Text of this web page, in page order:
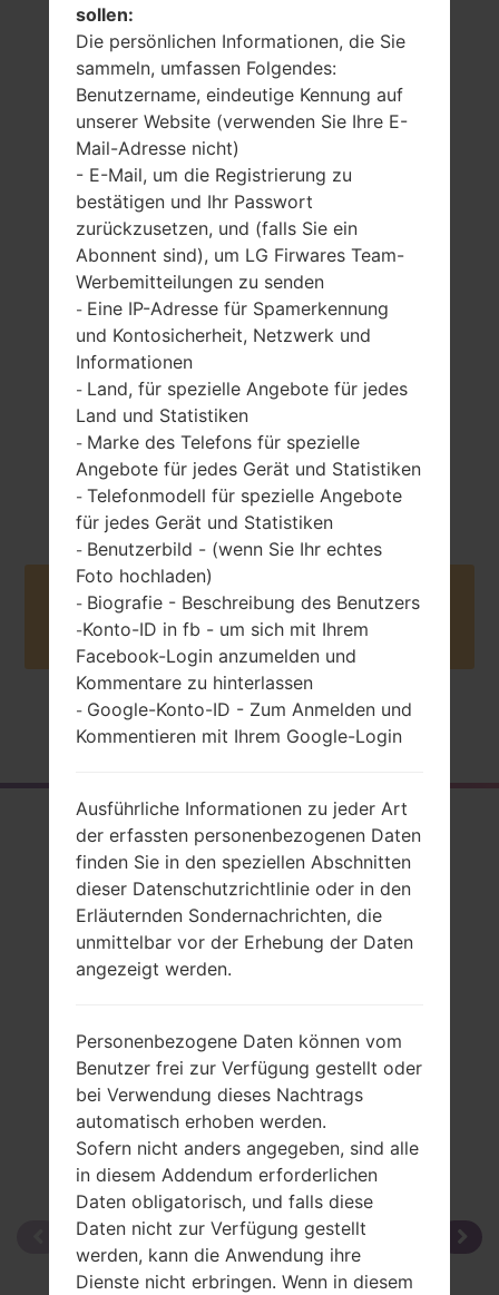
1.5 in
128 x 128 Pixel
70 gramm (2.47
unzen)
entfernbar Li-Ion
950 mAh
-
Unknown
Mai, 2010
Buy accessories on Amazon
Startseite →Serie →LG Others → LGGS108
Rückblick
LGGS108(LGGS108)
sollen:
Die persönlichen Informationen, die Sie
sammeln, umfassen Folgendes:
Benutzername, eindeutige Kennung auf
unserer Website (verwenden Sie Ihre E-
Mail-Adresse nicht)
- E-Mail, um die Registrierung zu
bestätigen und Ihr Passwort
zurückzusetzen, und (falls Sie ein
Abonnent sind), um LG Firwares Team-
Werbemitteilungen zu senden
- Eine IP-Adresse für Spamerkennung
und Kontosicherheit, Netzwerk und
Informationen
- Land, für spezielle Angebote für jedes
Land und Statistiken
- Marke des Telefons für spezielle
Angebote für jedes Gerät und Statistiken
- Telefonmodell für spezielle Angebote
für jedes Gerät und Statistiken
- Benutzerbild - (wenn Sie Ihr echtes
Foto hochladen)
- Biografie - Beschreibung des Benutzers
-Konto-ID in fb - um sich mit Ihrem
Facebook-Login anzumelden und
Kommentare zu hinterlassen
- Google-Konto-ID - Zum Anmelden und
Kommentieren mit Ihrem Google-Login
Ausführliche Informationen zu jeder Art
der erfassten personenbezogenen Daten
finden Sie in den speziellen Abschnitten
dieser Datenschutzrichtlinie oder in den
Erläuternden Sondernachrichten, die
unmittelbar vor der Erhebung der Daten
angezeigt werden.
Personenbezogene Daten können vom
Benutzer frei zur Verfügung gestellt oder
bei Verwendung dieses Nachtrags
automatisch erhoben werden.
Sofern nicht anders angegeben, sind alle
in diesem Addendum erforderlichen
Daten obligatorisch, und falls diese
Daten nicht zur Verfügung gestellt
werden, kann die Anwendung ihre
Dienste nicht erbringen. Wenn in diesem